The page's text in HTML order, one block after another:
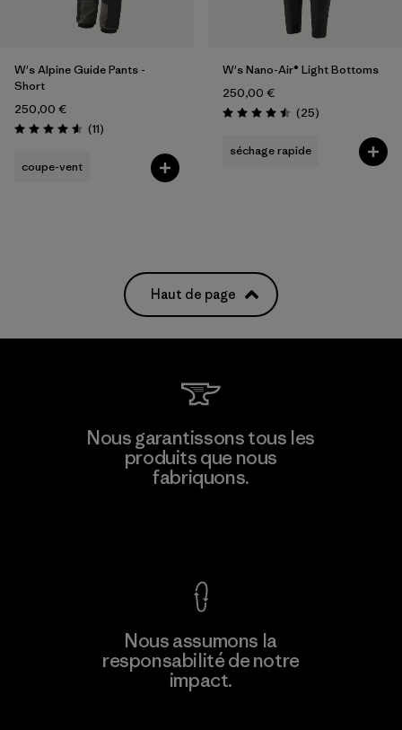
W's Alpine Guide Pants -
Short
250,00 €
Évaluation: 4.5 / 5
(11Avis
)
coupe-vent
W's Nano-Air® Light Bottoms
250,00 €
Évaluation: 4.5 / 5
(25Avis
)
séchage rapide
Haut de page
Nous garantissons tous les
produits que nous
fabriquons.
Nous assumons la
responsabilité de notre
impact.